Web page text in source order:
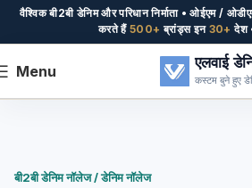
वैश्विक बी2बी डेनिम और परिधान निर्माता • ओईएम /
करते हैं500+ ब्रांड्स इन 30+ देश
Menu एलवाई
कस्टम बुने हुए
बी2बी डेनिम नॉलेज / डेनिम नॉलेज